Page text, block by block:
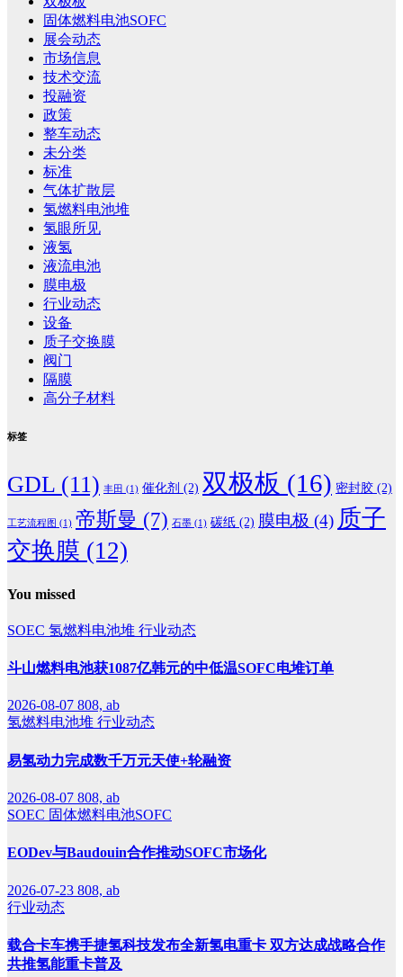
固体燃料电池SOFC
展会动态
市场信息
技术交流
投融资
政策
整车动态
未分类
标准
气体扩散层
氢燃料电池堆
氢眼所见
液氢
液流电池
膜电极
行业动态
设备
质子交换膜
阀门
隔膜
高分子材料
标签
GDL (11) 丰田 (1) 催化剂 (2) 双极板 (16) 密封胶 (2)
工艺流程图 (1) 帝斯曼 (7) 石墨 (1) 碳纸 (2) 膜电极 (4) 质子
交换膜 (12)
You missed
SOEC 氢燃料电池堆 行业动态
斗山燃料电池获1087亿韩元的中低温SOFC电堆订单
2026-08-07 808, ab
氢燃料电池堆 行业动态
易氢动力完成数千万元天使+轮融资
2026-08-07 808, ab
SOEC 固体燃料电池SOFC
EODev与Baudouin合作推动SOFC市场化
2026-07-23 808, ab
行业动态
载合卡车携手捷氢科技发布全新氢电重卡 双方达成战略合作
共推氢能重卡普及